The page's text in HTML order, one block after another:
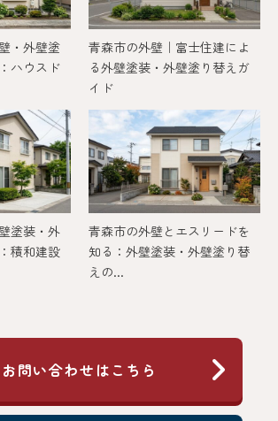
・外壁塗
ハウスド
青森市の外壁｜富士住建によ
る外壁塗装・外壁塗り替えガ
イド
塗装・外
積和建設
青森市の外壁とエスリードを
知る：外壁塗装・外壁塗り替
えの...
お問い合わせはこちら